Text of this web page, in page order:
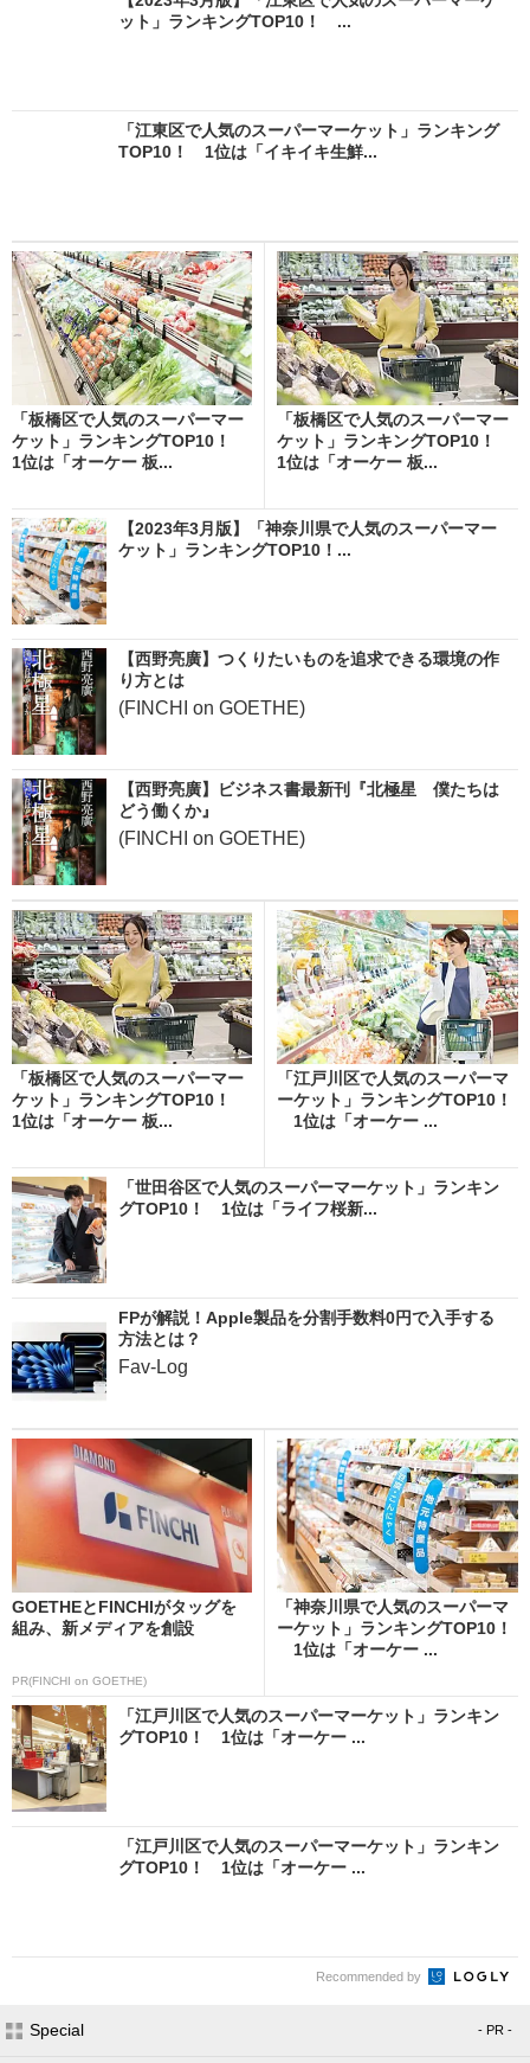
ット」ランキングTOP10！ ...
「江東区で人気のスーパーマーケット」ランキング
TOP10！ 1位は「イキイキ生鮮...
「板橋区で人気のスーパーマー
ケット」ランキングTOP10！
1位は「オーケー 板...
「板橋区で人気のスーパーマー
ケット」ランキングTOP10！
1位は「オーケー 板...
【2023年3月版】「神奈川県で人気のスーパーマー
ケット」ランキングTOP10！...
【西野亮廣】つくりたいものを追求できる環境の作
り方とは
(FINCHI on GOETHE)
【西野亮廣】ビジネス書最新刊『北極星 僕たちは
どう働くか』
(FINCHI on GOETHE)
「板橋区で人気のスーパーマー
ケット」ランキングTOP10！
1位は「オーケー 板...
「江戸川区で人気のスーパーマ
ーケット」ランキングTOP10！
1位は「オーケー ...
「世田谷区で人気のスーパーマーケット」ランキン
グTOP10！ 1位は「ライフ桜新...
FPが解説！Apple製品を分割手数料0円で入手する
方法とは？
Fav-Log
GOETHEとFINCHIがタッグを
組み、新メディアを創設
PR(FINCHI on GOETHE)
「神奈川県で人気のスーパーマ
ーケット」ランキングTOP10！
1位は「オーケー ...
「江戸川区で人気のスーパーマーケット」ランキン
グTOP10！ 1位は「オーケー ...
「江戸川区で人気のスーパーマーケット」ランキン
グTOP10！ 1位は「オーケー ...
Recommended by
Special - PR -